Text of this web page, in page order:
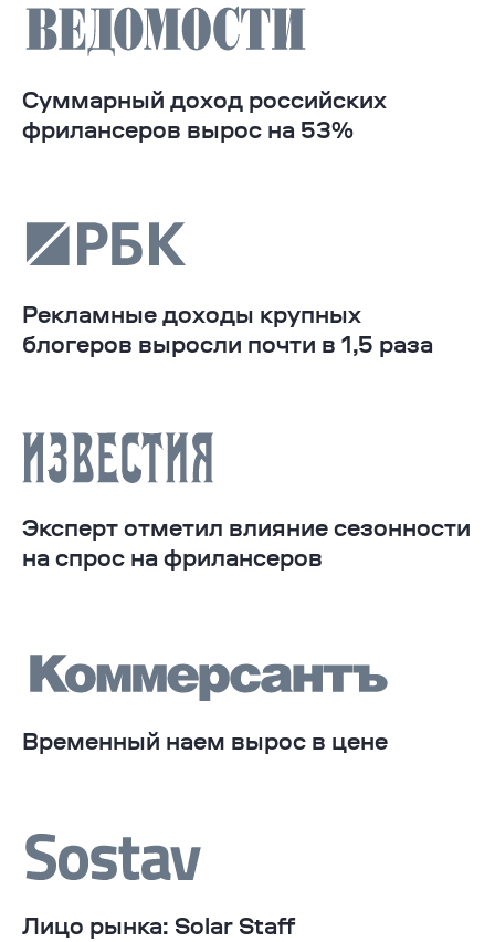
Суммарный доход российских
фрилансеров вырос на 53%
Рекламные доходы крупных
блогеров выросли почти в 1,5 раза
Эксперт отметил влияние сезонности
на спрос на фрилансеров
Временный наем вырос в цене
Лицо рынка: Solar Staff